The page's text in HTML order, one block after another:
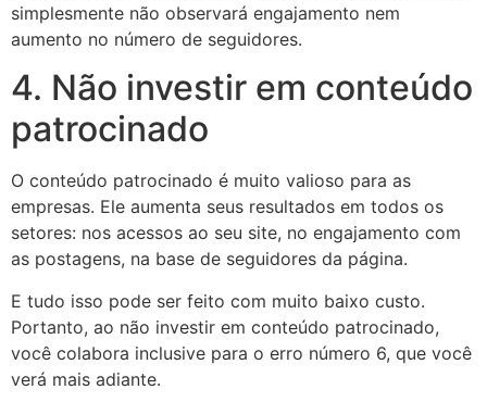
simplesmente não observará engajamento nem
aumento no número de seguidores.
4. Não investir em conteúdo
patrocinado
O conteúdo patrocinado é muito valioso para as
empresas. Ele aumenta seus resultados em todos os
setores: nos acessos ao seu site, no engajamento com
as postagens, na base de seguidores da página.
E tudo isso pode ser feito com muito baixo custo.
Portanto, ao não investir em conteúdo patrocinado,
você colabora inclusive para o erro número 6, que você
verá mais adiante.